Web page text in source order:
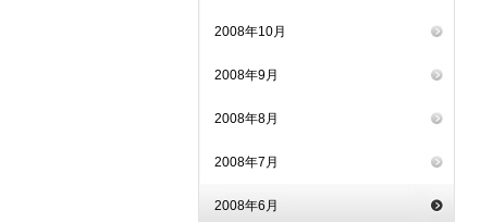
2008年10月
2008年9月
2008年8月
2008年7月
2008年6月